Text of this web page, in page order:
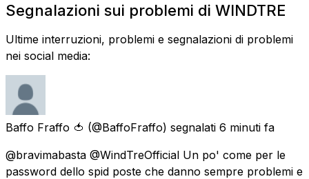
Segnalazioni sui problemi di WINDTRE
Ultime interruzioni, problemi e segnalazioni di problemi
nei social media:
Baffo Fraffo 🍅 (@BaffoFraffo) segnalati 6 minuti fa
@bravimabasta @WindTreOfficial Un po' come per le
password dello spid poste che danno sempre problemi e